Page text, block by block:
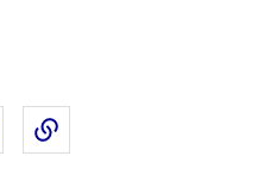
(anciennement Twitter)
sur LinkedIn
Partager par email